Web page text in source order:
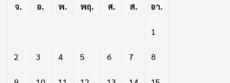
จ.
อ. พ. พฤ. ศ. ส. อา.
1
2 3 4 5 6 7 8